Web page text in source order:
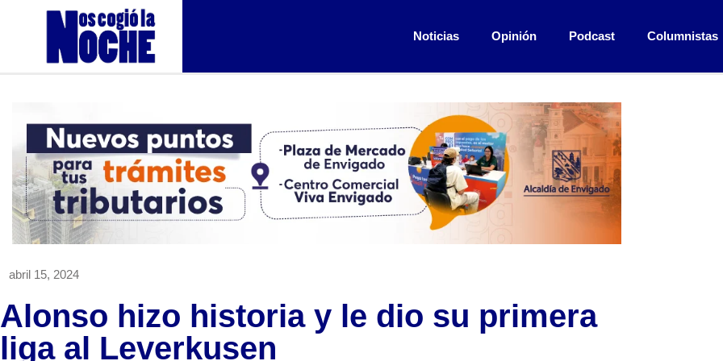
Noticias Opinión Podcast Columnistas
abril 15, 2024
Alonso hizo historia y le dio su primera
liga al Leverkusen